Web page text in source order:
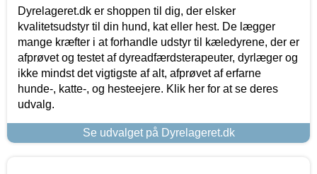
Dyrelageret.dk er shoppen til dig, der elsker
kvalitetsudstyr til din hund, kat eller hest. De lægger
mange kræfter i at forhandle udstyr til kæledyrene, der er
afprøvet og testet af dyreadfærdsterapeuter, dyrlæger og
ikke mindst det vigtigste af alt, afprøvet af erfarne
hunde-, katte-, og hesteejere. Klik her for at se deres
udvalg.
Se udvalget på Dyrelageret.dk